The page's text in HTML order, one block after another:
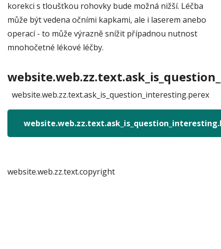
korekci s tloušťkou rohovky bude možná nižší. Léčba
může být vedena očními kapkami, ale i laserem anebo
operací - to může výrazně snížit případnou nutnost
mnohočetné lékové léčby.
website.web.zz.text.ask_is_question_interesting.perex
website.web.zz.text.copyright